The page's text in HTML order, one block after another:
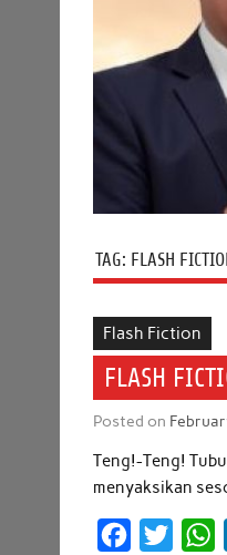
TAG: FLASH
Flash Fiction
FLASH
Posted on
Teng!-Teng!
menyaksikan